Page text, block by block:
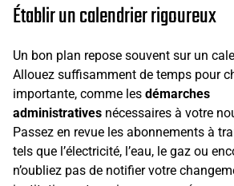
Établir un calendrier rigoureux
Un bon plan repose souvent sur un
Allouez suffisamment de temps pour
importante, comme les démarches
administratives nécessaires à votre
Passez en revue les abonnements à
tels que l’électricité, l’eau, le gaz ou
n’oubliez pas de notifier votre